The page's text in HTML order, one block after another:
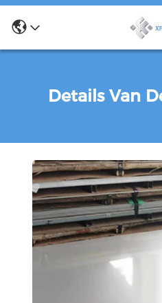
Details Van